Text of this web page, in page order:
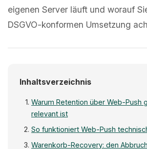
eigenen Server läuft und worauf
DSGVO-konformen Umsetzung
Inhaltsverzeichnis
Warum Retention über Web-Push
relevant ist
So funktioniert Web-Push
Warenkorb-Recovery: den